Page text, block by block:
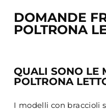
DOMANDE
POLTRONA
QUALI SONO LE
POLTRONA
I modelli con braccioli